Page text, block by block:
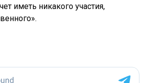
иметь никакого участия,